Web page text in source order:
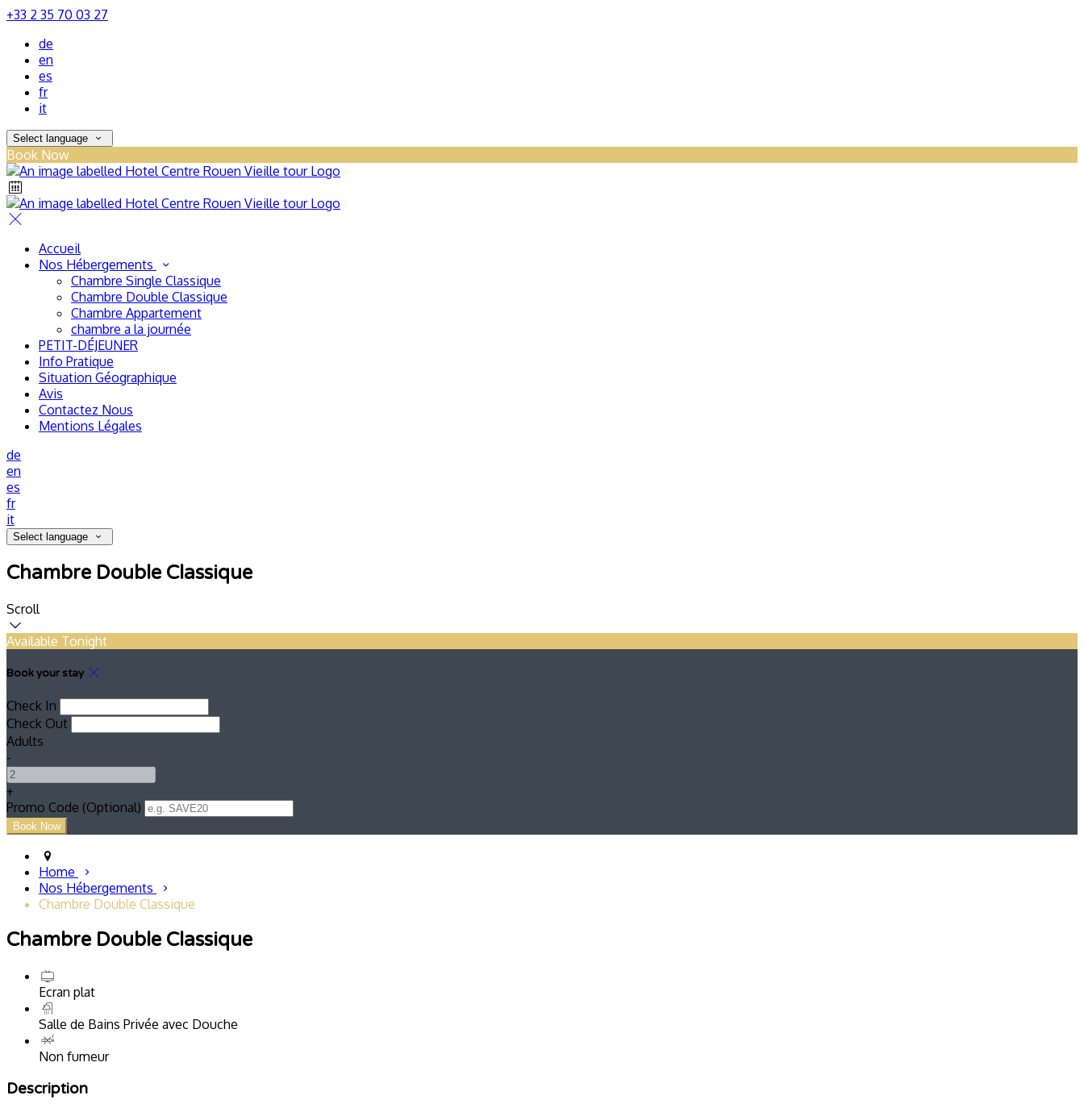
+33 2 35 70 03 27
de
en
es
fr
it
Select language
Book Now
Accueil
Nos Hébergements
Chambre Single Classique
Chambre Double Classique
Chambre Appartement
chambre a la journée
PETIT-DÉJEUNER
Info Pratique
Situation Géographique
Avis
Contactez Nous
Mentions Légales
de
en
es
fr
it
Select language
Chambre Double Classique
Scroll
Available Tonight
Book your stay
Check In
Check Out
Adults
-
+
Promo Code (Optional)
Home
Nos Hébergements
Chambre Double Classique
Chambre Double Classique
Ecran plat
Salle de Bains Privée avec Douche
Non fumeur
Description